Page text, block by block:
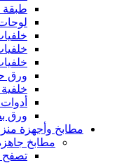
طبقة
ورق
ورق
مطابخ وأجهزة
مطابخ
تصفح